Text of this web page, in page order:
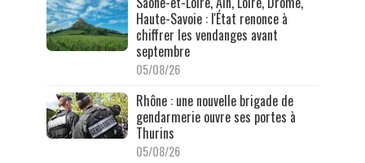
Haute-Savoie : l'État renonce à
chiffrer les vendanges avant
septembre
05/08/26
Rhône : une nouvelle brigade de
gendarmerie ouvre ses portes à
Thurins
05/08/26